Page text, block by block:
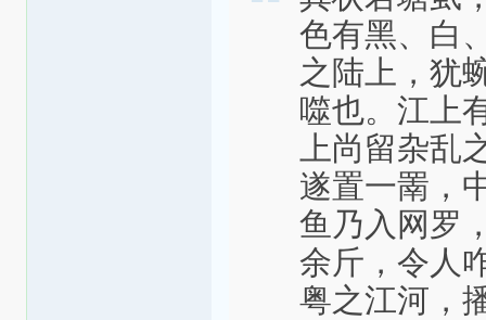
色有黑、白
之陆上，犹
噬也。江上
上尚留杂乱
遂置一罱，
鱼乃入网罗
余斤，令人
粤之江河，